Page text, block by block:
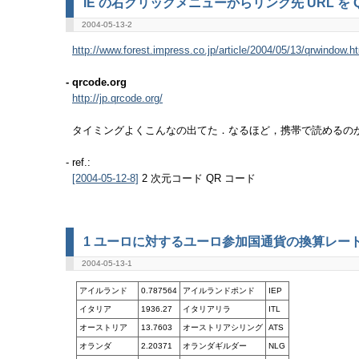
2004-05-13-2
http://www.forest.impress.co.jp/article/2004/05/13/
- qrcode.org
http://jp.qrcode.org/
タイミングよくこんなの出てた．なるほど，携帯で読めるの
- ref.:
[2004-05-12-8] 2 次元コード QR コード
1 ユーロに対するユーロ参加国通貨の換算レー
2004-05-13-1
アイルランド 0.787564 アイルランドポンド IEP
イタリア 1936.27 イタリアリラ ITL
オーストリア 13.7603 オーストリアシリング ATS
オランダ 2.20371 オランダギルダー NLG